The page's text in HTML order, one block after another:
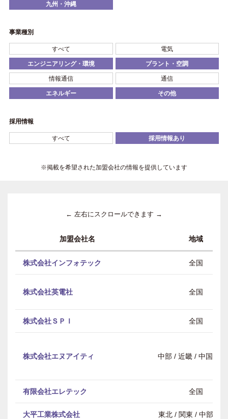
九州・沖縄
事業種別
すべて 電気
エンジニアリング・環境 プラント・空調
情報通信 通信
エネルギー その他
採用情報
すべて 採用情報あり
※掲載を希望された加盟会社の情報を提供しています
← 左右にスクロールできます →
加盟会社名 地域
株式会社インフォテック 全国
株式会社英電社 全国
株式会社ＳＰＩ 全国
株式会社エヌアイティ 中部 / 近畿 / 中国・
有限会社エレテック 全国
大平工業株式会社 東北 / 関東 / 中部 / 近